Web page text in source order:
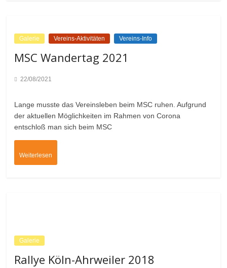
Galerie Vereins-Aktivitäten Vereins-Info
MSC Wandertag 2021
22/08/2021
Lange musste das Vereinsleben beim MSC ruhen. Aufgrund
der aktuellen Möglichkeiten im Rahmen von Corona
entschloß man sich beim MSC
Weiterlesen
Galerie
Rallye Köln-Ahrweiler 2018